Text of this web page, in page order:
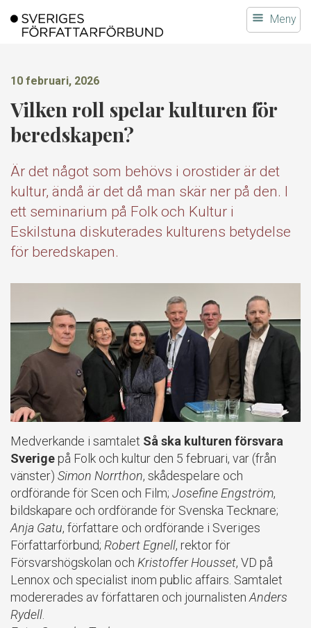
till
Meny
10 februari, 2026
Vilken roll spelar kulturen för
beredskapen?
Är det något som behövs i orostider är det
kultur, ändå är det då man skär ner på den. I
ett seminarium på Folk och Kultur i
Eskilstuna diskuterades kulturens betydelse
för beredskapen.
Medverkande i samtalet Så ska kulturen försvara
Sverige på Folk och kultur den 5 februari, var (från
vänster) Simon Norrthon, skådespelare och
ordförande för Scen och Film; Josefine Engström,
bildskapare och ordförande för Svenska Tecknare;
Anja Gatu, författare och ordförande i Sveriges
Författarförbund; Robert Egnell, rektor för
Försvarshögskolan och Kristoffer Housset, VD på
Lennox och specialist inom public affairs. Samtalet
modererades av författaren och journalisten Anders
Rydell